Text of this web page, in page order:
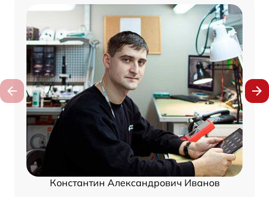
Константин Александрович Иванов